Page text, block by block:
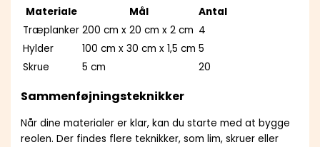
Materiale Mål
Antal
Træplanker 200 cm x 20 cm x 2 cm 4
Hylder
100 cm x 30 cm x 1,5 cm 5
Skrue
5 cm 20
Sammenføjningsteknikker
Når dine materialer er klar, kan du starte med at bygge
reolen. Der findes flere teknikker, som lim, skruer eller